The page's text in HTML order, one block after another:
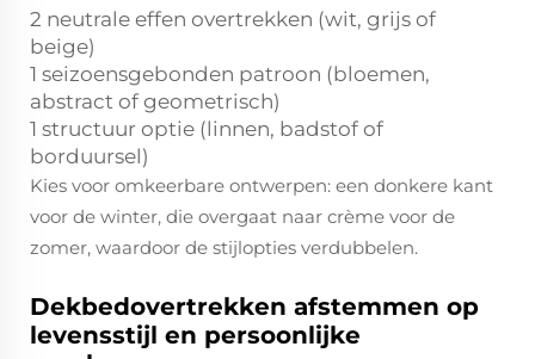
2 neutrale effen overtrekken (wit, grijs of
beige)
1 seizoensgebonden patroon (bloemen,
abstract of geometrisch)
1 structuur optie (linnen, badstof of
borduursel)
Kies voor omkeerbare ontwerpen: een donkere kant
voor de winter, die overgaat naar crème voor de
zomer, waardoor de stijlopties verdubbelen.
Dekbedovertrekken afstemmen op
levensstijl en persoonlijke